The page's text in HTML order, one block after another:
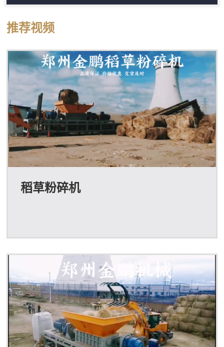
计合理、结构紧凑，安全、耐用、生产效率高，经推广使
用后，效果良好，整套设备是由电动机带动，噪音小、结
构简单、布置紧凑、售价便宜、工作稳定、产量高、成品
质量好，加工成本低。我公司研发的树根破碎机成功的为
广大用户节省了劈木机，以后用户再打树墩，就不需要向
以前那样先把树墩用劈木机劈开，然后才能用木片...
推荐视频
稻草粉碎机